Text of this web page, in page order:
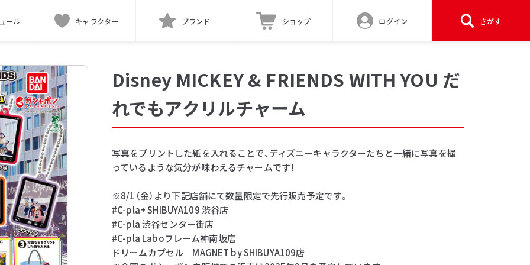
ール キャラクター ブランド ショップ ログイン さがす
Disney MICKEY & FRIENDS WITH YOU だ
れでもアクリルチャーム
写真をプリントした紙を入れることで、ディズニーキャラクターたちと一緒に写真を撮
っているような気分が味わえるチャームです！
※8/1（金）より下記店舗にて数量限定で先行販売予定です。
#C-pla+ SHIBUYA109 渋谷店
#C-pla 渋谷センター街店
#C-pla Laboフレーム神南坂店
ドリームカプセル MAGNET by SHIBUYA109店